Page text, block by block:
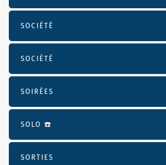
SOCIÉTÉ
SOCIÉTÉ
SOIRÉES
SOLO ☎️
SORTIES